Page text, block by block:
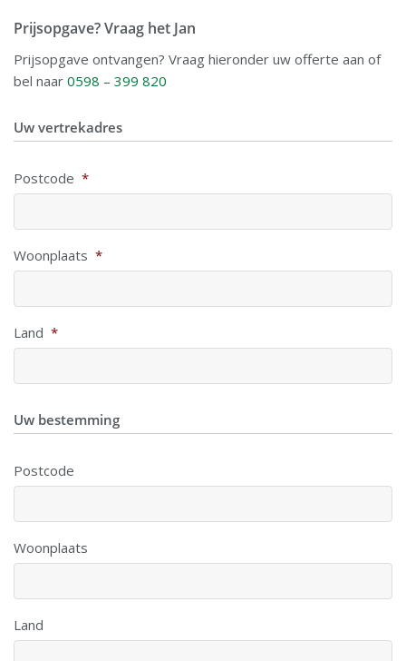
Prijsopgave? Vraag het Jan
Prijsopgave ontvangen? Vraag hieronder uw offerte aan of
bel naar 0598 – 399 820
Uw vertrekadres
Postcode *
Woonplaats *
Land *
Uw bestemming
Postcode
Woonplaats
Land